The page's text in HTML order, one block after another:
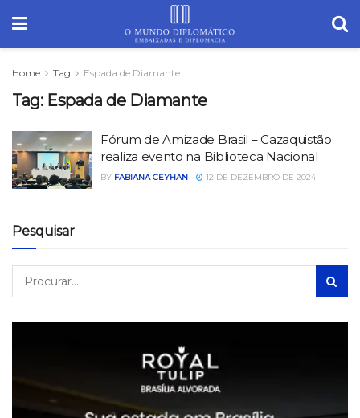
Home Tag Espada de Diamante
Tag: Espada de Diamante
Fórum de Amizade Brasil – Cazaquistão
realiza evento na Biblioteca Nacional
BY FABIANA CEYHAN 12 DE DEZEMBRO DE 2024
Pesquisar